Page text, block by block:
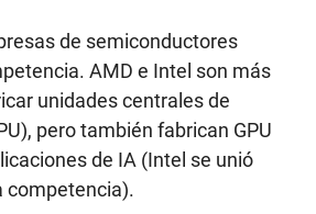
de semiconductores
AMD e Intel son más
unidades centrales de
pero también fabrican GPU
de IA (Intel se unió
competencia).